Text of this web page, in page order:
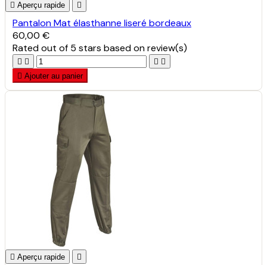
 Aperçu rapide 
Pantalon Mat élasthanne liseré bordeaux
60,00 €
Ratedout of 5 stars based onreview(s)
   
 Ajouter au panier
 Aperçu rapide 